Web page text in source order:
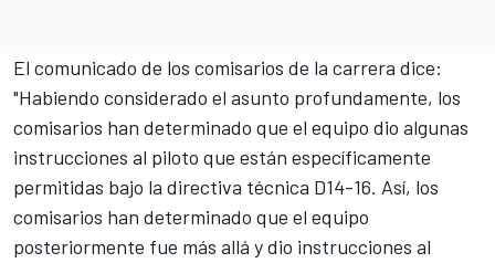
El comunicado de los comisarios de la carrera dice:
"Habiendo considerado el asunto profundamente, los
comisarios han determinado que el equipo dio algunas
instrucciones al piloto que están específicamente
permitidas bajo la directiva técnica D14-16. Así, los
comisarios han determinado que el equipo
posteriormente fue más allá y dio instrucciones al